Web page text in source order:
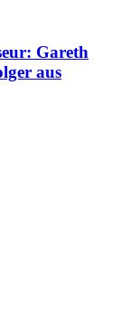
Gareth
aus